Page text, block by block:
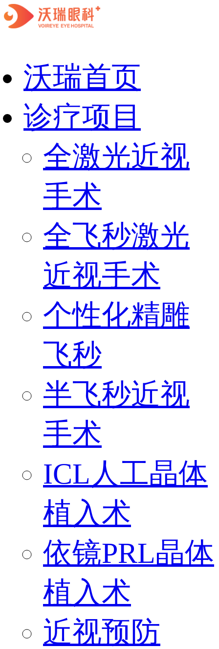
沃瑞首页
诊疗项目
全激光近视
手术
全飞秒激光
近视手术
个性化精雕
飞秒
半飞秒近视
手术
ICL人工晶体
植入术
依镜PRL晶体
植入术
近视预防